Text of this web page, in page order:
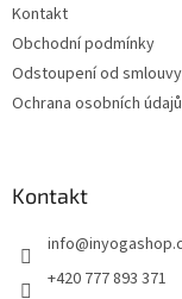
Kontakt
Obchodní podmínky
Odstoupení od smlouvy
Ochrana osobních údajů
Kontakt
info@
+420 777 893 371